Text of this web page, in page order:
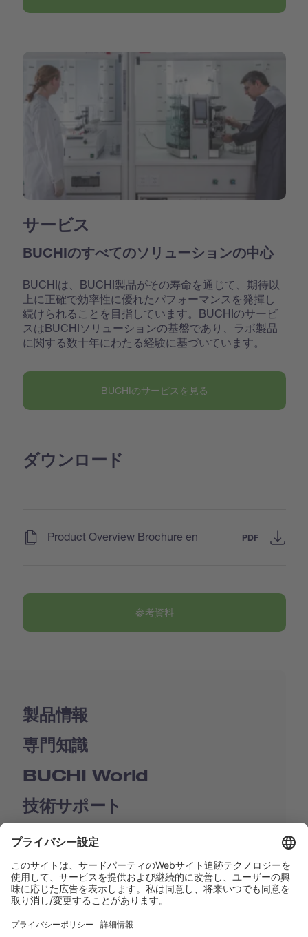
サービス
BUCHIのすべてのソリューションの中心
BUCHIは、BUCHI製品がその寿命を通じて、期待以
上に正確で効率性に優れたパフォーマンスを発揮し
続けられることを目指しています。BUCHIのサービ
スはBUCHIソリューションの基盤であり、ラボ製品
に関する数十年にわたる経験に基づいています。
BUCHIのサービスを見る
ダウンロード
Product Overview Brochure en PDF
参考資料
製品情報
専門知識
BUCHI World
技術サポート
Shop
Contact us